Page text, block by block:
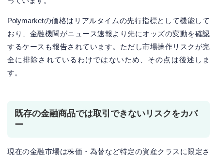
Polymarketの価格はリアルタイムの先行指標として機能して
おり、金融機関がニュース速報より先にオッズの変動を確認
するケースも報告されています。ただし市場操作リスクが完
全に排除されているわけではないため、その点は後述しま
す。
既存の金融商品では取引できないリスクをカバ
ー
現在の金融市場は株価・為替など特定の資産クラスに限定さ